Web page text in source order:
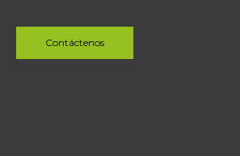
Contáctenos